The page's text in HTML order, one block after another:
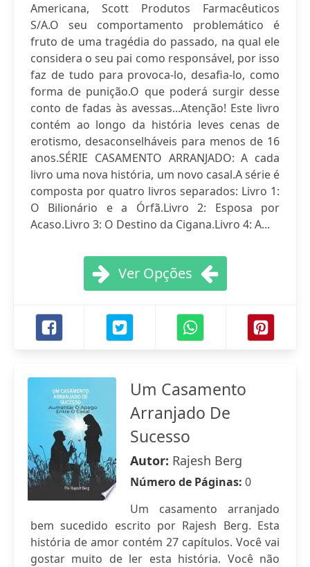
Americana, Scott Produtos Farmacêuticos
S/A.O seu comportamento problemático é
fruto de uma tragédia do passado, na qual ele
considera o seu pai como responsável, por isso
faz de tudo para provoca-lo, desafia-lo, como
forma de punição.O que poderá surgir desse
conto de fadas às avessas...Atenção! Este livro
contém ao longo da história leves cenas de
erotismo, desaconselháveis para menos de 16
anos.SÉRIE CASAMENTO ARRANJADO: A cada
livro uma nova história, um novo casal.A série é
composta por quatro livros separados: Livro 1:
O Bilionário e a Órfã.Livro 2: Esposa por
Acaso.Livro 3: O Destino da Cigana.Livro 4: A...
Ver Opções
Um Casamento
Arranjado De
Sucesso
Autor: Rajesh Berg
Número de Páginas: 0
Um casamento arranjado
bem sucedido escrito por Rajesh Berg. Esta
história de amor contém 27 capítulos. Você vai
gostar muito de ler esta história. Você não